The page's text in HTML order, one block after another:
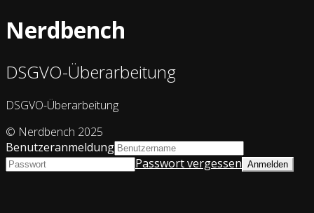
Nerdbench
DSGVO-Überarbeitung
DSGVO-Überarbeitung
© Nerdbench 2025
Benutzeranmeldung
Passwort vergessen